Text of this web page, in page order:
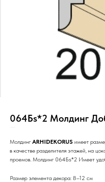
064Бs*2 Молдинг
Молдинг ARHIDEKORUS имеет
в качестве разделителя этажей, на
проемов. Молдинг 064Бs*2 Имеет
Размер элемента декора: 8–12 см